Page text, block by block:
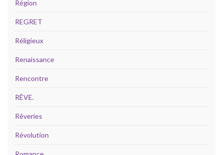
Région
REGRET
Réligieux
Renaissance
Rencontre
RÊVE.
Rêveries
Révolution